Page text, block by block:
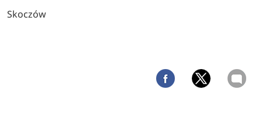
Skoczów